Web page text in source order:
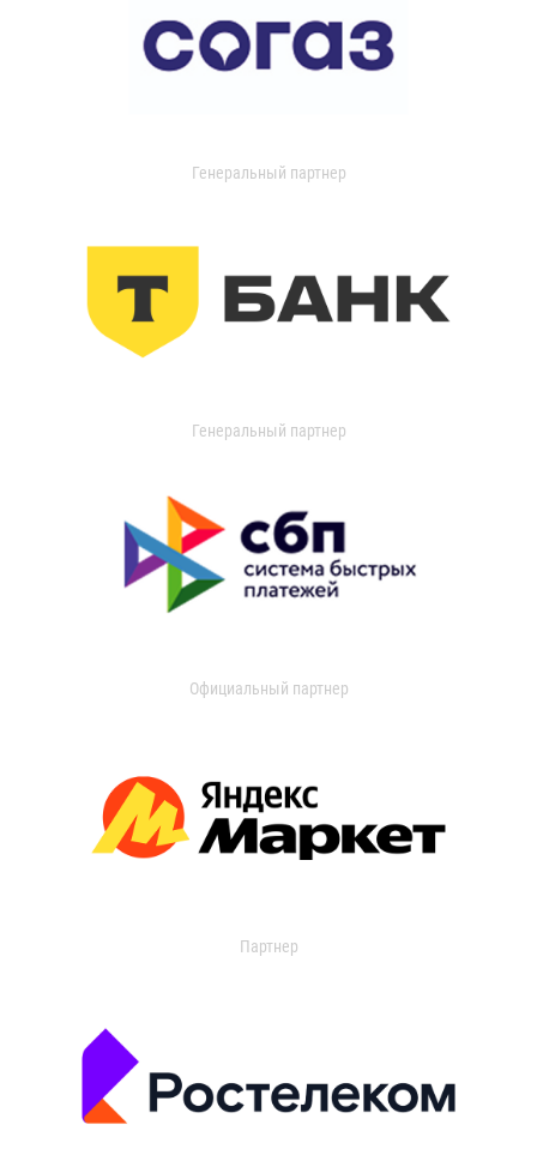
Генеральный партнер
Генеральный партнер
Официальный партнер
Партнер